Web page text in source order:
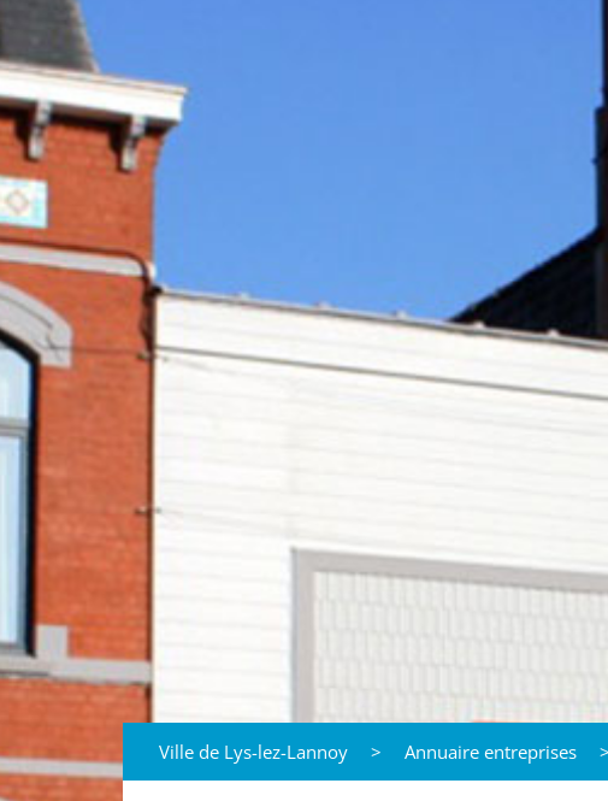
Ville de Lys-lez-Lannoy > Annuaire entreprises >